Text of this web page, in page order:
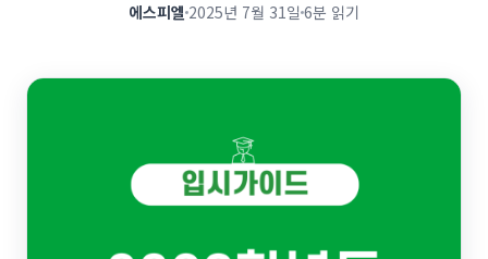
에스피엘 2025년 7월 31일 6분 읽기